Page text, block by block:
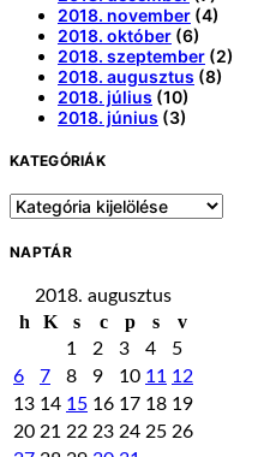
2018. november (4)
2018. október (6)
2018. szeptember (2)
2018. augusztus (8)
2018. július (10)
2018. június (3)
KATEGÓRIÁK
Kategóriák
NAPTÁR
2018. augusztus
h K s c p s v
1 2 3 4
5
6
7 8 9 10 11 12
13 14 15 16 17 18 19
20 21 22 23 24 25 26